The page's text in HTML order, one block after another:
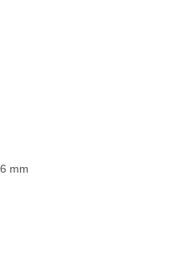
mm